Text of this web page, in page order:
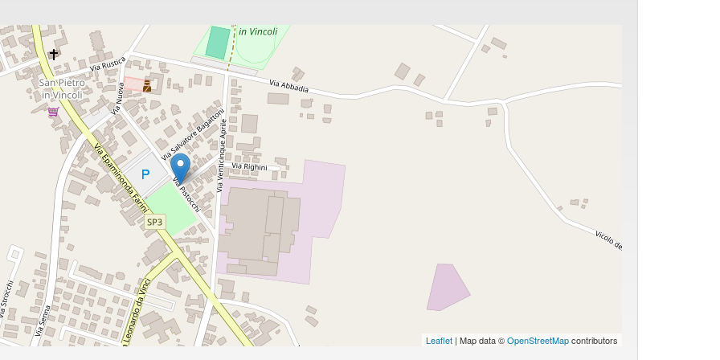
Leaflet | Map data ©OpenStreetMapcontributors